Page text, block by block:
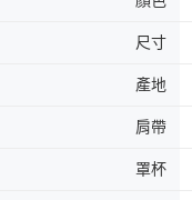
尺寸
產地
肩帶
罩杯